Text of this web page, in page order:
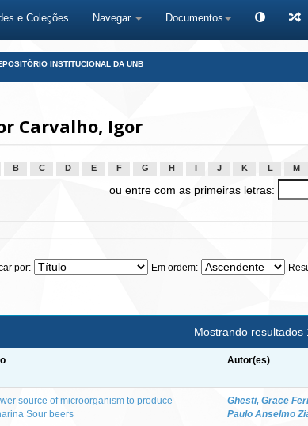
e Coleções Navegar Documentos
INSTITUCIONAL DA UNB
Carvalho, Igor
B C D E F G H J K L M
ou entre com as primeiras letras:
por: Em ordem:
Mostrando resultados
Autor(es)
source of microorganism to produce
Sour beers
Ghesti, Grace
Paulo Anselmo